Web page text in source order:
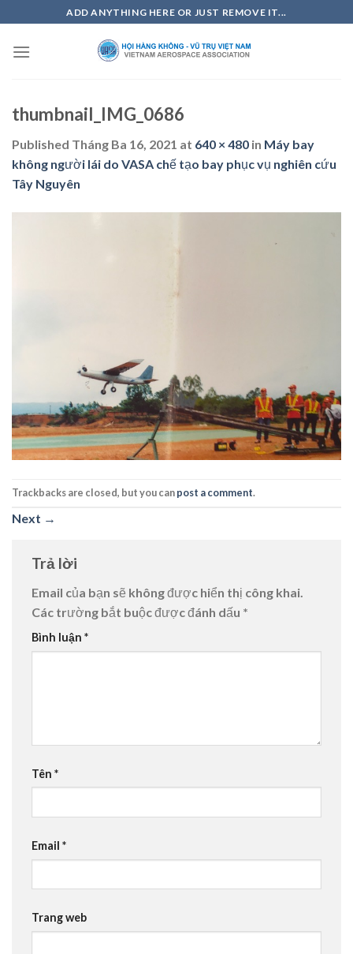
to
content
ADD ANYTHING HERE OR JUST REMOVE IT...
thumbnail_IMG_0686
Published Tháng Ba 16, 2021 at 640 × 480 in Máy bay
không người lái do VASA chế tạo bay phục vụ nghiên cứu
Tây Nguyên
Trackbacks are closed, but you canpost a comment.
Next →
Trả lời
Email của bạn sẽ không được hiển thị công khai.
Các trường bắt buộc được đánh dấu *
Bình luận *
Tên *
Email *
Trang web